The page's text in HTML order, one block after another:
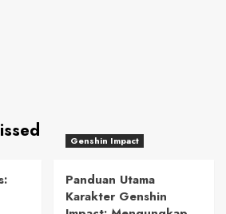
Genshin Impact
Panduan Utama
Karakter Genshin